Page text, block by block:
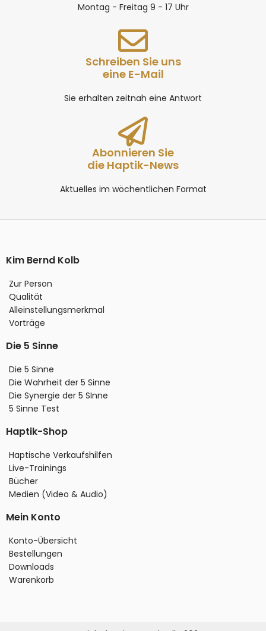
Montag - Freitag 9 - 17 Uhr
Schreiben Sie uns
eine E-Mail
Sie erhalten zeitnah eine Antwort
Abonnieren Sie
die Haptik-News
Aktuelles im wöchentlichen Format
Kim Bernd Kolb
Zur Person
Qualität
Alleinstellungsmerkmal
Vorträge
Die 5 Sinne
Die 5 Sinne
Die Wahrheit der 5 Sinne
Die Synergie der 5 SInne
5 Sinne Test
Haptik-Shop
Haptische Verkaufshilfen
Live-Trainings
Bücher
Medien (Video & Audio)
Mein Konto
Konto-Übersicht
Bestellungen
Downloads
Warenkorb